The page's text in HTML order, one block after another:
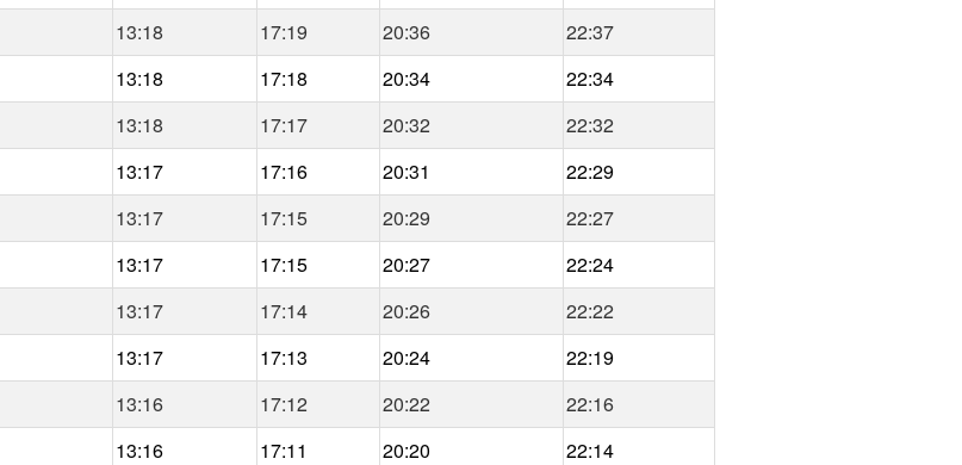
13:18 17:19 20:36
22:37
13:18 17:18 20:34
22:34
13:18 17:17 20:32
22:32
13:17 17:16 20:31
22:29
13:17 17:15 20:29
22:27
13:17 17:15 20:27
22:24
13:17 17:14 20:26
22:22
13:17 17:13 20:24
22:19
13:16 17:12 20:22
22:16
13:16 17:11 20:20
22:14